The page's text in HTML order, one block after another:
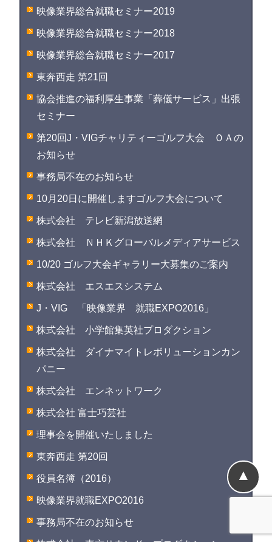
映像業界総合就職セミナー2019
映像業界総合就職セミナー2018
映像業界総合就職セミナー2017
東奔西走 第21回
協会推進の福利厚生事業「葬儀サービス」出張
セミナー
第20回J・VIGチャリティーゴルフ大会 ＯＡの
お知らせ
事務局不在のお知らせ
10月20日に開催しますゴルフ大会について
株式会社 テレビ新潟放送網
株式会社 ＮＨＫグローバルメディアサービス
10/20 ゴルフ大会ギャラリー大募集のご案内
株式会社 エスエスシステム
J・VIG 「映像業界 就職EXPO2016」
株式会社 小学館集英社プロダクション
株式会社 ダイナマイトレボリューションカン
パニー
株式会社 エンネットワーク
株式会社 富士巧芸社
理事会を開催いたしました
東奔西走 第20回
役員名簿（2016）
映像業界就職EXPO2016
事務局不在のお知らせ
▲